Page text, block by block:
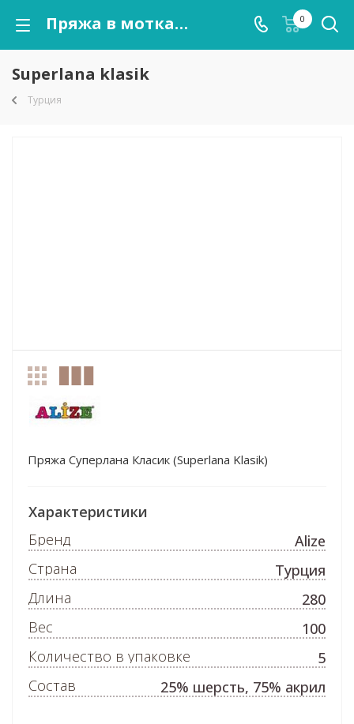
Пряжа в мотках Superlana klasik оптом от kutnor.ru 0
Superlana klasik
Турция
Пряжа Суперлана Класик (Superlana Klasik)
Характеристики
Бренд
Alize
Страна
Турция
Длина
280
Вес
100
Количество в упаковке
5
Состав
25% шерсть, 75% акрил